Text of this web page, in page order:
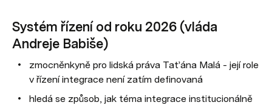
Systém řízení od roku 2026 (vláda
Andreje Babiše)
zmocněnkyně pro lidská práva Taťána Malá - její role
v řízení integrace není zatím definovaná
hledá se způsob, jak téma integrace institucionálně